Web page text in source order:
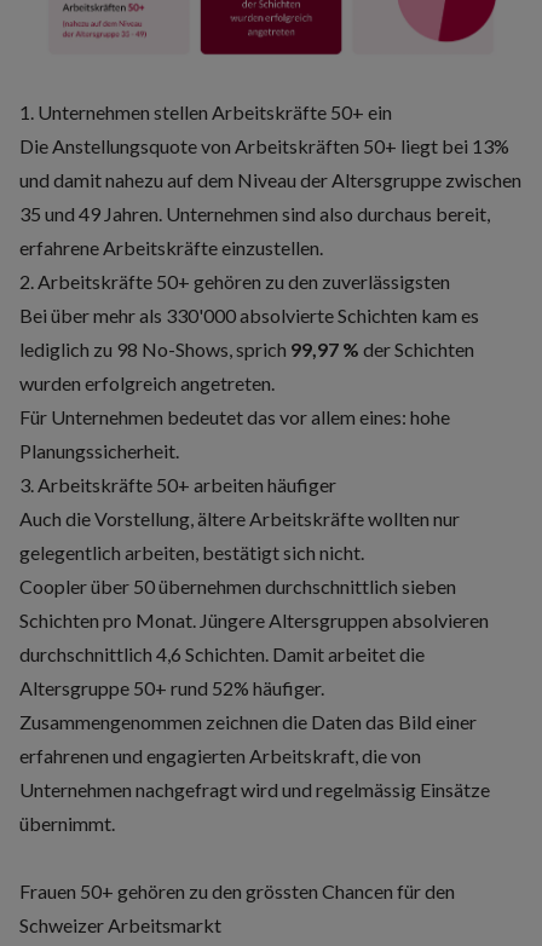
1. Unternehmen stellen Arbeitskräfte 50+ ein
Die Anstellungsquote von Arbeitskräften 50+ liegt bei 13%
und damit nahezu auf dem Niveau der Altersgruppe zwischen
35 und 49 Jahren. Unternehmen sind also durchaus bereit,
erfahrene Arbeitskräfte einzustellen.
2. Arbeitskräfte 50+ gehören zu den zuverlässigsten
Bei über mehr als 330'000 absolvierte Schichten kam es
lediglich zu 98 No-Shows, sprich 99,97 % der Schichten
wurden erfolgreich angetreten.
Für Unternehmen bedeutet das vor allem eines: hohe
Planungssicherheit.
3. Arbeitskräfte 50+ arbeiten häufiger
Auch die Vorstellung, ältere Arbeitskräfte wollten nur
gelegentlich arbeiten, bestätigt sich nicht.
Coopler über 50 übernehmen durchschnittlich sieben
Schichten pro Monat. Jüngere Altersgruppen absolvieren
durchschnittlich 4,6 Schichten. Damit arbeitet die
Altersgruppe 50+ rund 52% häufiger.
Zusammengenommen zeichnen die Daten das Bild einer
erfahrenen und engagierten Arbeitskraft, die von
Unternehmen nachgefragt wird und regelmässig Einsätze
übernimmt.
Frauen 50+ gehören zu den grössten Chancen für den
Schweizer Arbeitsmarkt